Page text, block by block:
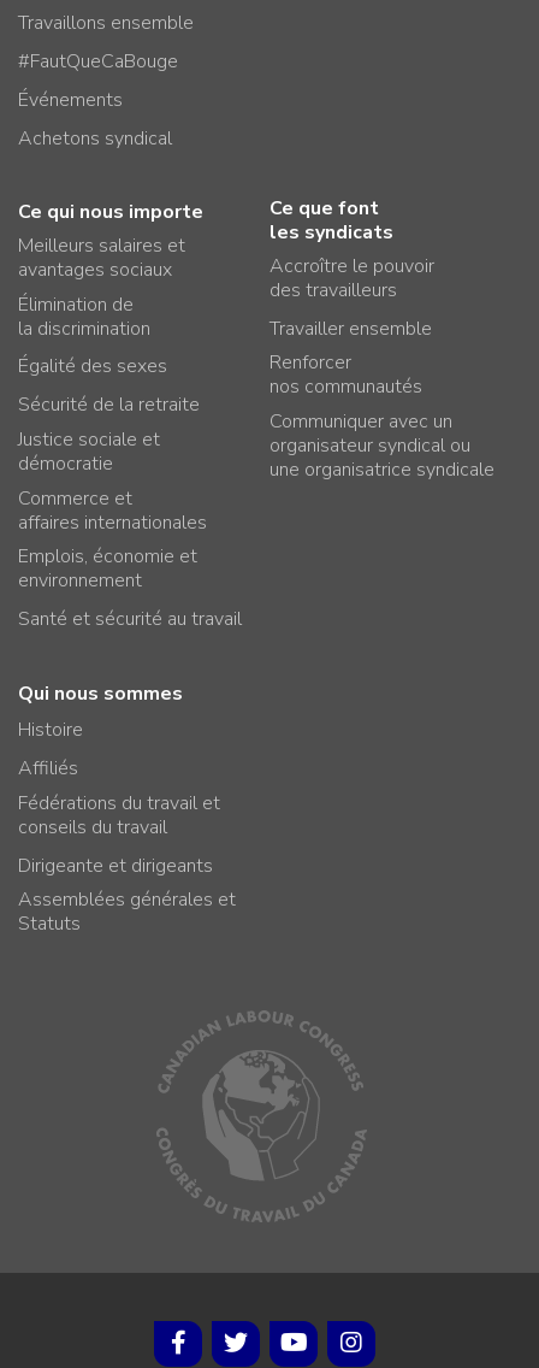
Travaillons ensemble
#FautQueCaBouge
Événements
Achetons syndical
Ce qui nous importe
Meilleurs salaires et
avantages sociaux
Élimination de
la discrimination
Égalité des sexes
Sécurité de la retraite
Justice sociale et
démocratie
Commerce et
affaires internationales
Emplois, économie et
environnement
Santé et sécurité au travail
Ce que font
les syndicats
Accroître le pouvoir
des travailleurs
Travailler ensemble
Renforcer
nos communautés
Communiquer avec un
organisateur syndical ou
une organisatrice syndicale
Qui nous sommes
Histoire
Affiliés
Fédérations du travail et
conseils du travail
Dirigeante et dirigeants
Assemblées générales et
Statuts